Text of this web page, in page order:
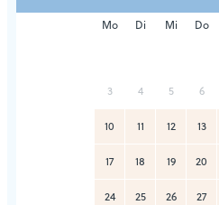
Mo Di Mi Do
3 4 5 6
10 11 12 13
17 18 19 20
24 25 26 27